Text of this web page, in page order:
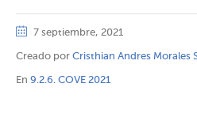
7 septiembre, 2021
Creado por Cristhian Andres Morales
En 9.2.6. COVE 2021